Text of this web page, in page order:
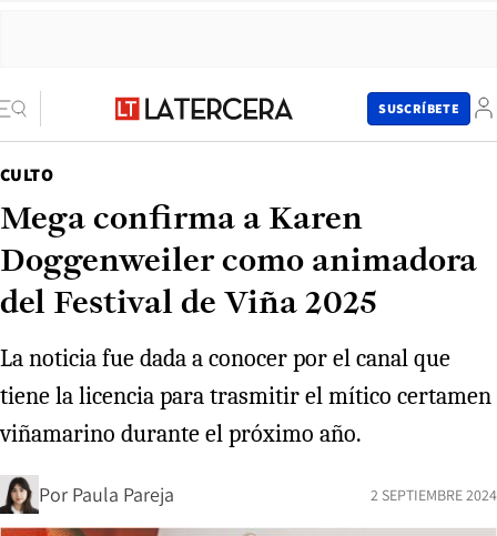
SUSCRÍBETE
CULTO
Mega confirma a Karen
Doggenweiler como animadora
del Festival de Viña 2025
La noticia fue dada a conocer por el canal que
tiene la licencia para trasmitir el mítico certamen
viñamarino durante el próximo año.
Por Paula Pareja 2 SEPTIEMBRE 2024